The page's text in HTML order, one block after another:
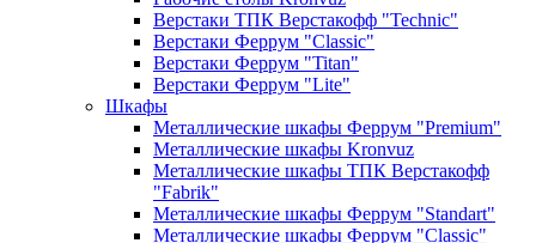
Верстаки ТПК Верстакофф "Technic"
Верстаки Феррум "Classic"
Верстаки Феррум "Titan"
Верстаки Феррум "Lite"
Шкафы
Металлические шкафы Феррум "Premium"
Металлические шкафы Kronvuz
Металлические шкафы ТПК Верстакофф
"Fabrik"
Металлические шкафы Феррум "Standart"
Металлические шкафы Феррум "Classic"